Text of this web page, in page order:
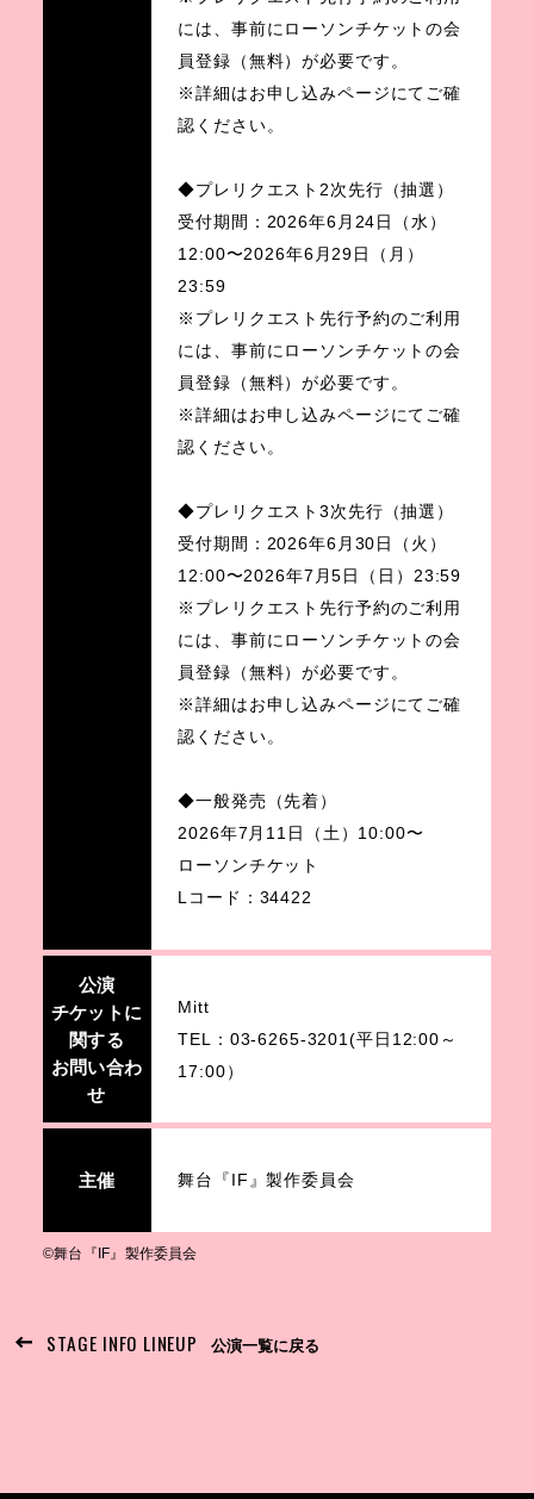
には、事前にローソンチケットの会
員登録（無料）が必要です。
※詳細はお申し込みページにてご確
認ください。
◆プレリクエスト2次先行（抽選）
受付期間：2026年6月24日（水）
12:00〜2026年6月29日（月）
23:59
※プレリクエスト先行予約のご利用
には、事前にローソンチケットの会
員登録（無料）が必要です。
※詳細はお申し込みページにてご確
認ください。
◆プレリクエスト3次先行（抽選）
受付期間：2026年6月30日（火）
12:00〜2026年7月5日（日）23:59
※プレリクエスト先行予約のご利用
には、事前にローソンチケットの会
員登録（無料）が必要です。
※詳細はお申し込みページにてご確
認ください。
◆一般発売（先着）
2026年7月11日（土）10:00〜
ローソンチケット
Lコード：34422
公演
チケットに
関する
お問い合わ
せ
Mitt
TEL：03-6265-3201(平日12:00～
17:00）
主催 舞台『IF』製作委員会
©︎舞台『IF』製作委員会
STAGE INFO LINEUP 公演一覧に戻る